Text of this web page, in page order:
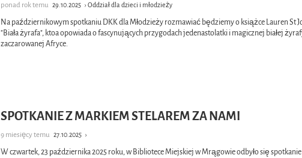
ponad rok temu 29.10.2025› Oddział dla dzieci i młodzieży
Na październikowym spotkaniu DKK dla Młodzieży rozmawiać będziemy o książce Lauren St
"Biała żyrafa", ktoa opowiada o fascynujących przygodach jedenastolatki i magicznej białej
zaczarowanej Afryce.
SPOTKANIE Z MARKIEM STELAREM ZA NAMI
9 miesięcy temu 27.10.2025›
W czwartek, 23 października 2025 roku, w Bibliotece Miejskiej w Mrągowie odbyło się